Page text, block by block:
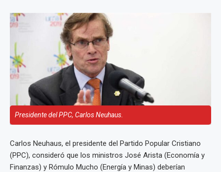
Presidente del PPC, Carlos Neuhaus.
Carlos Neuhaus, el presidente del Partido Popular Cristiano
(PPC), consideró que los ministros José Arista (Economía y
Finanzas) y Rómulo Mucho (Energía y Minas) deberían